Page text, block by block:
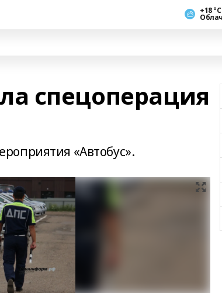
+18 °С
спецоперация
«Автобус».